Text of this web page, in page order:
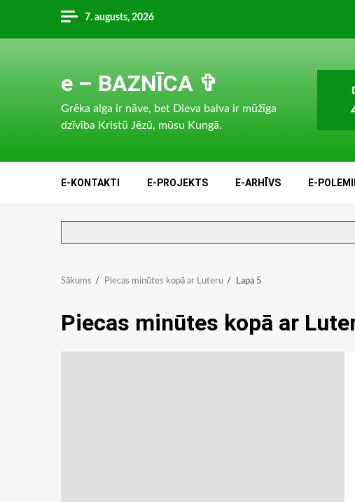
content
7. augusts, 2026
e – BAZNĪCA ✞
Grēka alga ir nāve, bet Dieva balva ir mūžīga
dzīvība Kristū Jēzū, mūsu Kungā.
E-KONTAKTI E-PROJEKTS E-ARHĪVS E-
Sākums Piecas minūtes kopā ar Luteru Lapa 5
Piecas minūtes kopā ar